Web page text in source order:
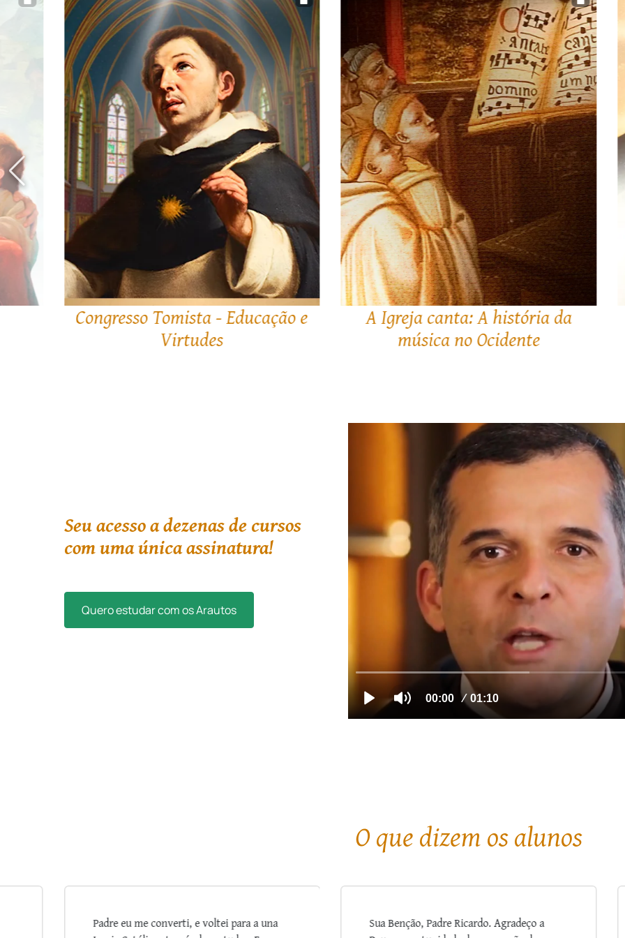
A Igreja canta: A história da
música no Ocidente
Como salvar-se?
Seu acesso a dezenas de cursos
com uma única assinatura!
Quero estudar com os Arautos
O que dizem os alunos
Sua Benção, Padre Ricardo. Agradeço a
Estou a gostar muito de assistir ao curso. A